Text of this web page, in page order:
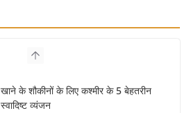
भारत की सबसे खूबसूरत सड़क यात्राएँ:
दार्जिलिंग से लद्दाख तक का सफर